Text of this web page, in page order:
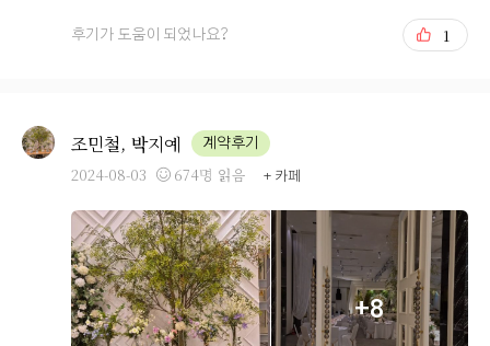
지 부합하지 않는지를 보고 예식장을 정하게 되었어요. 여
기는 저희가 정해놓은 기준에 아주 좋은 조건을 가지고 있
들이 많았었고, 동시간대에 여러예식이 진행되기에 너무
복잡한 느낌을 가지고 있어서 정신이 없었어요. 근데 베니
들을 사용하여서 인지 밝았어요. 2.위치 저희는 고향이 대
구인 신랑, 안산인 신부가 결혼하는 부부인데 버스대절 및
자차로 오시는 분들이 많을 것이라 예상했어요. 그래서 버
스가 내리기 쉽거나 주차장이 좋은 곳을 찾아보게 되었어
요. 올린 사진처럼 베니르는 주변에 있는 공영주차장을 모
후기가 도움이 되었나요? 1
조민철, 박지예 계약후기
2024-08-03 674명 읽음 + 카페
+8